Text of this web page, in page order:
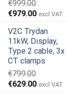
€999.00
Den
pris
var:
€999.00.
€979.00Den
pris
er:
€979.00.
excl VAT
V2C Trydan
11kW, Display,
Type 2 cable, 3x
CT clamps
€799.00
Den
€629.00Den
excl VAT